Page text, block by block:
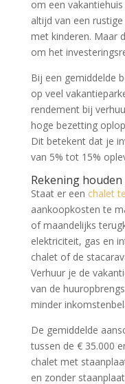
om een
altijd van een
met kinderen. Maar
om het
Bij een gemiddelde
op veel
rendement bij
hoge bezetting
Dit betekent dat je
van 5% tot 15%
Rekening
Staat er een chalet
aankoopkosten te
of maandelijks
elektriciteit, gas en
chalet of de
Verhuur je de
van de
minder
De gemiddelde
tussen de € 35.000
chalet met
en zonder